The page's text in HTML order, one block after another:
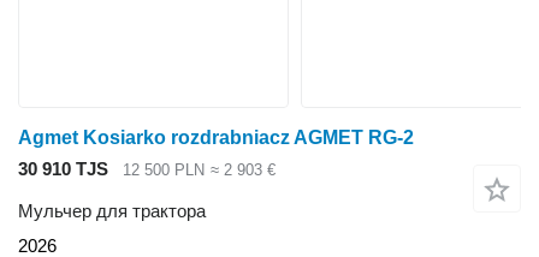
Agmet Kosiarko rozdrabniacz AGMET RG-2
30 910 TJS
12 500 PLN ≈ 2 903 €
Мульчер для трактора
2026